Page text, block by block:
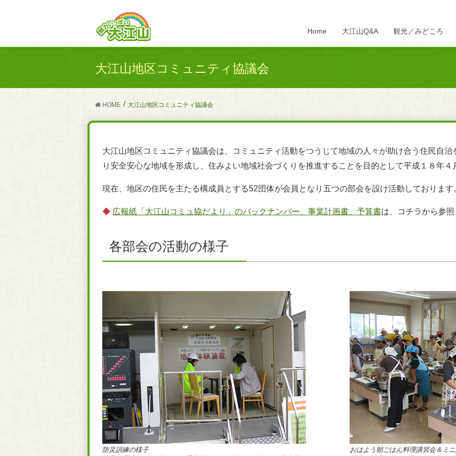
Home 大江山Q&A 観光／みどころ
大江山地区コミュニティ協議会
HOME 大江山地区コミュニティ協議会
大江山地区コミュニティ協議会は、コミュニティ活動をつうじて地域の人々が助け合う住民自
り安全安心な地域を形成し、住みよい地域社会づくりを推進することを目的として平成１８年
現在、地区の住民を主たる構成員とする52団体が会員となり五つの部会を設け活動しております
◆ 広報紙「大江山コミュ協だより」のバックナンバー、事業計画書、予算書は、コチラから参
各部会の活動の様子
防災訓練の様子
おはよう朝ごはん料理講習会＆ミ